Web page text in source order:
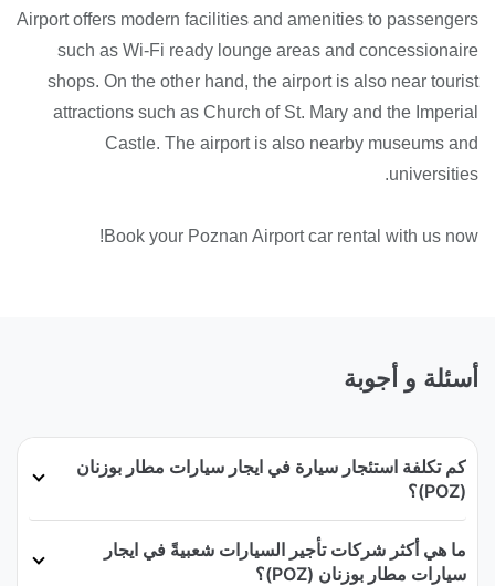
Airport offers modern facilities and amenities to passengers
such as Wi-Fi ready lounge areas and concessionaire
shops. On the other hand, the airport is also near tourist
attractions such as Church of St. Mary and the Imperial
Castle. The airport is also nearby museums and
universities.
Book your Poznan Airport car rental with us now!
أسئلة و أجوبة
كم تكلفة استئجار سيارة في ايجار سيارات مطار بوزنان
(POZ)؟
ما هي أكثر شركات تأجير السيارات شعبيةً في ايجار
سيارات مطار بوزنان (POZ)؟